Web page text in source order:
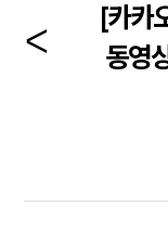
[카카
동영